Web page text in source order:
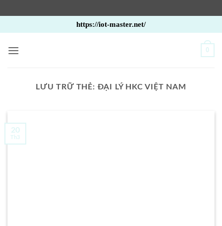
qua
nội
https://iot-master.net/
0
LƯU TRỮ THẺ: ĐẠI LÝ HKC VIỆT NAM
20
Th3